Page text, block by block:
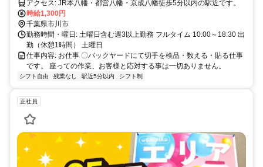
アクセス: JR本八幡・都営八幡・京成八幡徒歩5分以内の駅近です。
時給1,300円
千葉県市川市
勤務時間・曜日: 土曜日含む週3以上勤務 フルタイム 10:00～18:30 出
勤（休憩1時間） 土曜日
仕事内容: お仕事 〇バックヤードにて切手を検品・数える・貼る仕事
です。 座っての作業、お客様と応対する事は一切ありません。
シフト自由 残業なし 駅近5分以内 シフト制
正社員